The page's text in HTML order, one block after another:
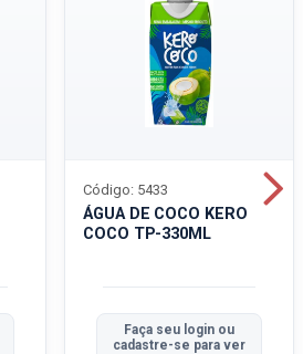
ÁGUA DE COCO KERO
COCO TP-330ML
Código: 5433
Faça seu login ou
cadastre-se para ver